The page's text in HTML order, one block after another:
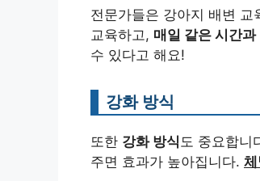
전문가들은 강아지 배변 교
교육하고, 매일 같은 시간과
수 있다고 해요!
강화 방식
또한 강화 방식도 중요합니
주면 효과가 높아집니다.